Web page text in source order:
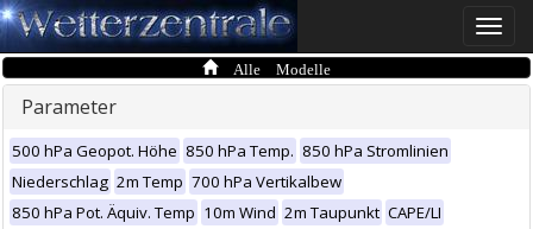
Toggle
Alle Modelle
Parameter
500 hPa Geopot. Höhe 850 hPa Temp. 850 hPa Stromlinien
Niederschlag 2m Temp 700 hPa Vertikalbew
850 hPa Pot. Äquiv. Temp 10m Wind 2m Taupunkt CAPE/LI